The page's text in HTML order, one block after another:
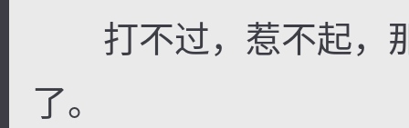
打不过，惹不起，
了。